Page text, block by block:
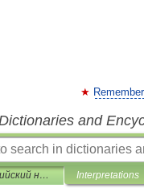
and
Русско-английский научный словарь Interpretations